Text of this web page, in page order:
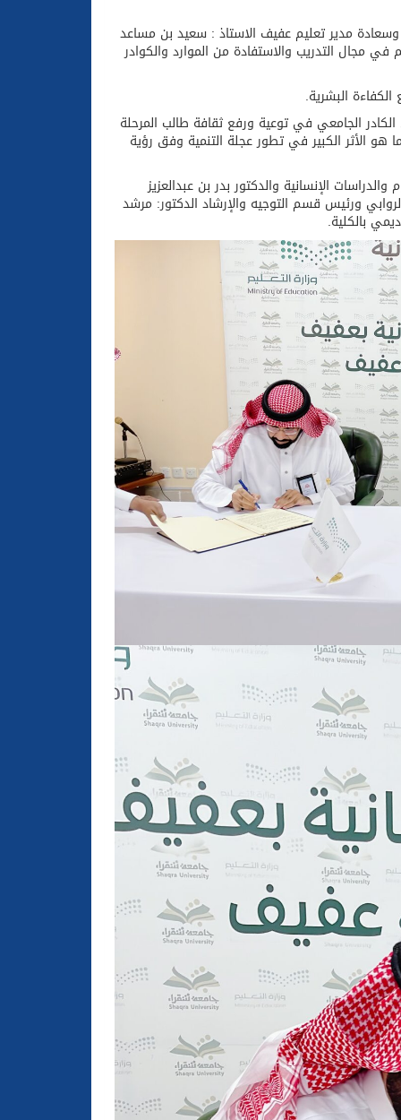
وسعادة مدير تعليم عفيف الاستاذ : سعيد بن مساعد
في مجال التدريب والاستفادة من الموارد والكوادر
البشرية.
الجامعي في توعية ورفع ثقافة طالب المرحلة
هو الأثر الكبير في تطور عجلة التنمية وفق رؤية
الإنسانية والدكتور بدر بن عبدالعزيز
ورئيس قسم التوجيه والإرشاد الدكتور: مرشد
بالكلية.